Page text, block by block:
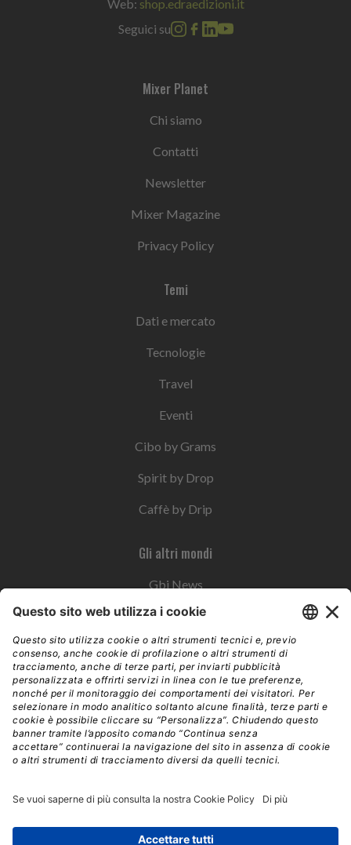
Web: shop.edraedizioni.it
Seguici su
Mixer Planet
Chi siamo
Contatti
Newsletter
Mixer Magazine
Privacy Policy
Temi
Dati e mercato
Tecnologie
Travel
Eventi
Cibo by Grams
Spirit by Drop
Caffè by Drip
Gli altri mondi
Gbi News
Instoremag
Esplora il gruppo
Edra Edizioni
Edizioni LSWR
LSWR Group
Mixer è un prodotto del network Edra Edizioni. Direzione, amministrazione,